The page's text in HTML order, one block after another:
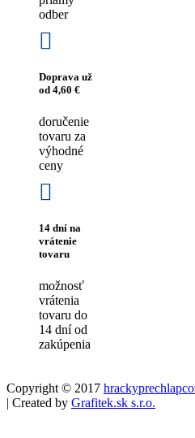
odber
Doprava už
od 4,60 €
doručenie
tovaru za
výhodné
ceny
14 dní na
vrátenie
tovaru
možnosť
vrátenia
tovaru do
14 dní od
zakúpenia
Copyright © 2017
| Created by Grafitek.sk s.r.o.